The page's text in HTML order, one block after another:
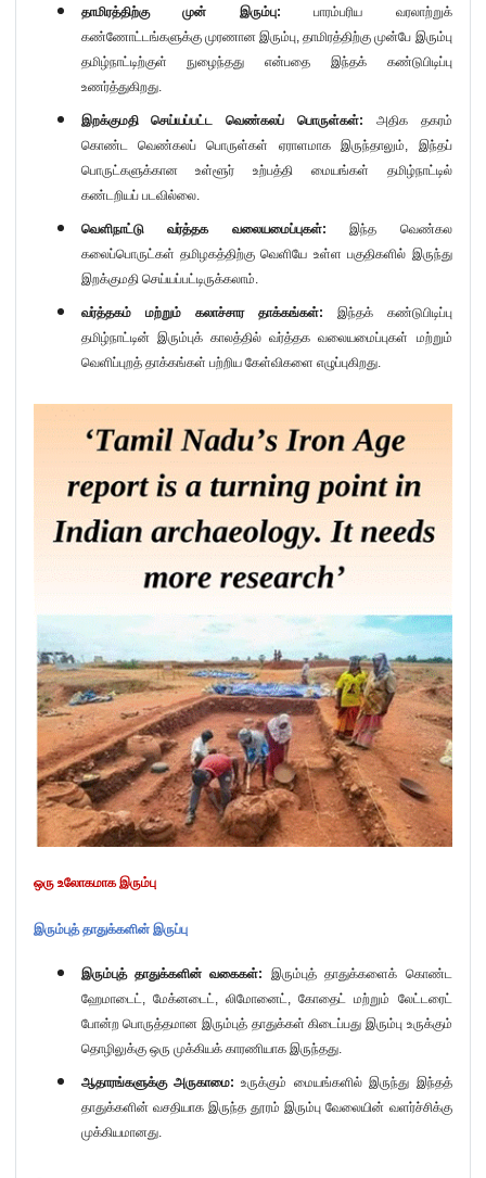
தாமிரத்திற்கு முன் இரும்பு:பாரம்பரிய வரலாற்றுக்
கண்ணோட்டங்களுக்கு முரணான இரும்பு, தாமிரத்திற்கு முன்பே இரும்பு
தமிழ்நாட்டிற்குள் நுழைந்தது என்பதை இந்தக் கண்டுபிடிப்பு
உணர்த்துகிறது.
இறக்குமதி செய்யப்பட்ட வெண்கலப் பொருள்கள்: அதிக தகரம்
கொண்ட வெண்கலப் பொருள்கள் ஏராளமாக இருந்தாலும்
இந்தப்
பொருட்களுக்கான உள்ளூர் உற்பத்தி மையங்கள் தமிழ்நாட்டில்
கண்டறியப் படவில்லை.
வெளிநாட்டு வர்த்தக வலையமைப்புகள்: இந்த வெண்கல
கலைப்பொருட்கள் தமிழகத்திற்கு வெளியே உள்ள பகுதிகளில் இருந்து
இறக்குமதி செய்யப்பட்டிருக்கலாம்.
வர்த்தகம் மற்றும் கலாச்சார தாக்கங்கள்: இந்தக் கண்டுபிடிப்பு
தமிழ்நாட்டின் இரும்புக் காலத்தில் வர்த்தக வலையமைப்புகள் மற்றும்
வெளிப்புறத் தாக்கங்கள் பற்றிய கேள்விகளை எழுப்புகிறது.
ஒரு உலோகமாக இரும்பு
இரும்புத் தாதுக்களின் இருப்பு
இரும்புத் தாதுக்களின் வகைகள்: இரும்புத் தாதுக்களைக் கொண்ட
ஹேமாடைட், மேக்னடைட், லிமோனைட்,கோதைட் மற்றும் லேட்டரைட்
போன்ற பொருத்தமான இரும்புத் தாதுக்கள் கிடைப்பது இரும்பு உருக்கும்
தொழிலுக்கு ஒரு முக்கியக் காரணியாக இருந்தது.
ஆதாரங்களுக்கு அருகாமை: உருக்கும் மையங்களில் இருந்து இந்தத்
தாதுக்களின் வசதியாக இருந்த தூரம் இரும்பு வேலையின் வளர்ச்சிக்கு
முக்கியமானது.